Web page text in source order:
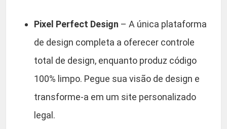
Pixel Perfect Design – A única plataforma
de design completa a oferecer controle
total de design, enquanto produz código
100% limpo. Pegue sua visão de design e
transforme-a em um site personalizado
legal.